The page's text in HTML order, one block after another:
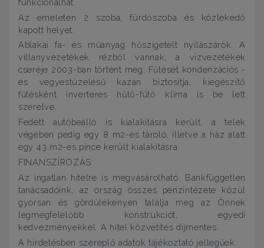
Az emeleten 2 szoba, fürdőszoba és közlekedő
kapott helyet.
Ablakai fa- és műanyag hőszigetelt nyílászárók. A
villanyvezetékek rézből vannak, a vízvezetékek
cseréje 2003-ban történt meg. Fűtését kondenzációs -
és vegyestüzelésű kazán biztosítja, kiegészítő
fűtésként inverteres hűtő-fűtő klíma is be lett
szerelve.
Fedett autóbeálló is kialakításra került, a telek
végében pedig egy 8 m2-es tároló, illetve a ház alatt
egy 43 m2-es pince került kialakításra.
FINANSZÍROZÁS:
Az ingatlan hitelre is megvásárolható. Bankfüggetlen
tanácsadóink, az ország összes pénzintézete közül
gyorsan és gördülékenyen találja meg az Önnek
legmegfelelőbb konstrukciót, egyedi
kedvezményekkel. A hitel közvetítés díjmentes.
A hirdetésben szereplő adatok tájékoztató jellegűek.